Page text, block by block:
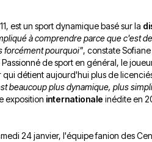
est un sport dynamique basé sur la
à comprendre parce que c'est
forcément pourquoi", constate
Passionné de sport en général, le
qui détient aujourd'hui plus de
beaucoup plus dynamique, plus
exposition internationale inédite en
24 janvier, l'équipe fanion des